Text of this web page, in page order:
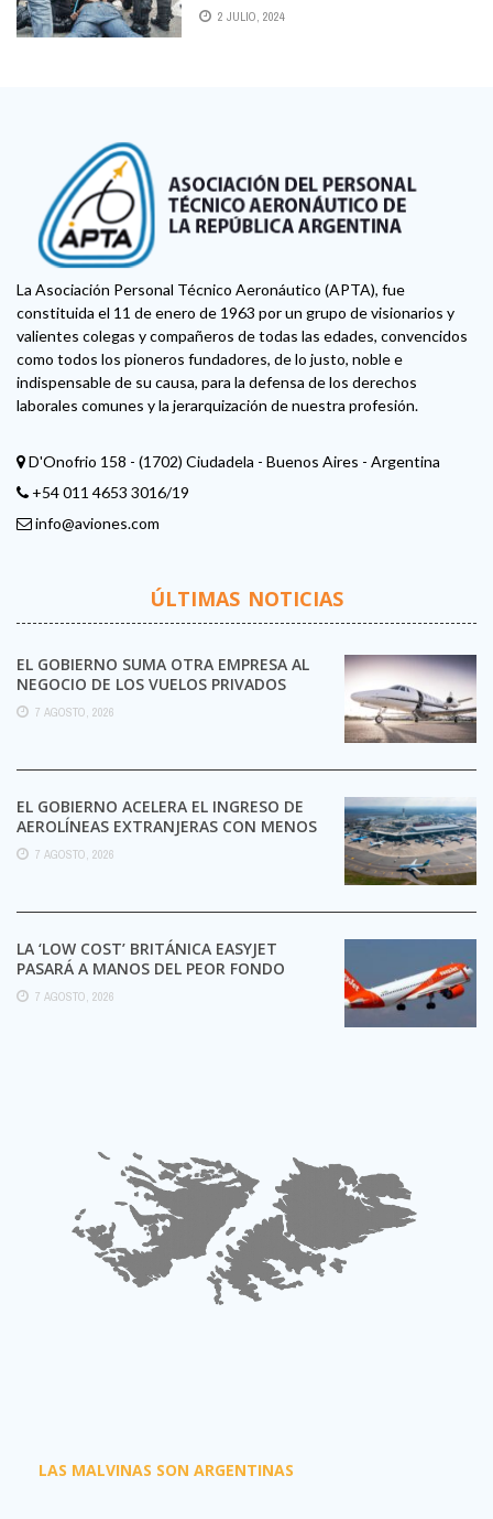
2 JULIO, 2024
La Asociación Personal Técnico Aeronáutico (APTA), fue
constituida el 11 de enero de 1963 por un grupo de visionarios y
valientes colegas y compañeros de todas las edades, convencidos
como todos los pioneros fundadores, de lo justo, noble e
indispensable de su causa, para la defensa de los derechos
laborales comunes y la jerarquización de nuestra profesión.
D'Onofrio 158 - (1702) Ciudadela - Buenos Aires - Argentina
+54 011 4653 3016/19
info@aviones.com
ÚLTIMAS NOTICIAS
EL GOBIERNO SUMA OTRA EMPRESA AL
NEGOCIO DE LOS VUELOS PRIVADOS
7 AGOSTO, 2026
EL GOBIERNO ACELERA EL INGRESO DE
AEROLÍNEAS EXTRANJERAS CON MENOS
TRÁMITES
7 AGOSTO, 2026
LA ‘LOW COST’ BRITÁNICA EASYJET
PASARÁ A MANOS DEL PEOR FONDO
POSIBLE:
7 AGOSTO, 2026
LAS MALVINAS SON ARGENTINAS